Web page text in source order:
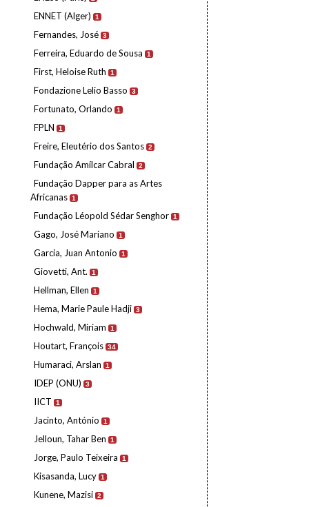
ENNET (Alger) 1
Fernandes, José 3
Ferreira, Eduardo de Sousa 1
First, Heloise Ruth 1
Fondazione Lelio Basso 3
Fortunato, Orlando 1
FPLN 1
Freire, Eleutério dos Santos 2
Fundação Amílcar Cabral 2
Fundação Dapper para as Artes
Africanas 1
Fundação Léopold Sédar Senghor 1
Gago, José Mariano 1
Garcia, Juan Antonio 1
Giovetti, Ant. 1
Hellman, Ellen 1
Hema, Marie Paule Hadji 3
Hochwald, Miriam 1
Houtart, François 34
Humaraci, Arslan 1
IDEP (ONU) 3
IICT 1
Jacinto, António 1
Jelloun, Tahar Ben 1
Jorge, Paulo Teixeira 1
Kisasanda, Lucy 1
Kunene, Mazisi 2